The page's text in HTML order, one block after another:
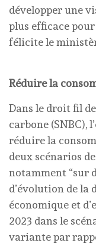
développer une
plus efficace
félicite le
Réduire la
Dans le droit fil
carbone (SNBC),
réduire la
deux scénarios
notamment “sur
d’évolution de la
économique et
2023 dans le
variante par